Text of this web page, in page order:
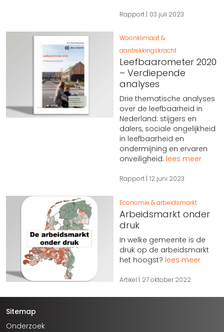
Rapport 03 juli 2023
Woonklimaat &
aantrekkingskracht
Leefbaarometer 2020
– Verdiepende
analyses
Drie thematische analyses
over de leefbaarheid in
Nederland: stijgers en
dalers, sociale ongelijkheid
in leefbaarheid en
ondermijning en ervaren
onveiligheid. lees meer
Rapport 12 juni 2023
Economie & arbeidsmarkt
Arbeidsmarkt onder
druk
In welke gemeente is de
druk op de arbeidsmarkt
het hoogst? lees meer
Artikel 27 oktober 2022
Sitemap
Onderzoek